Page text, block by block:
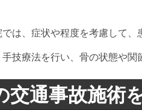
では、症状や程度を考慮して
技療法を行い、骨の状態や
交通事故施術